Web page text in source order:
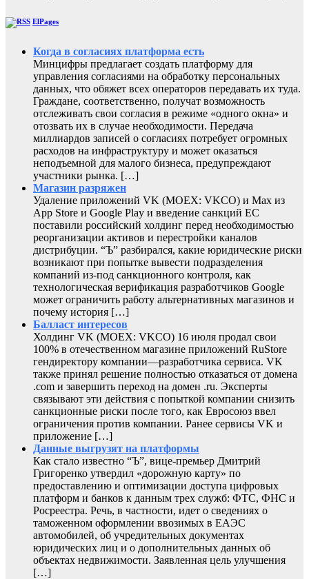
ElPages
Когда в согласиях платформа есть
Минцифры предлагает создать платформу для
управления согласиями на обработку персональных
данных, что обяжет всех операторов передавать их туда.
Граждане, соответственно, получат возможность
отслеживать свои согласия в режиме «одного окна» и
отозвать их в случае необходимости. Передача
миллиардов записей о согласиях потребует огромных
расходов на инфраструктуру и может оказаться
неподъемной для малого бизнеса, предупреждают
участники рынка. […]
Магазин разряжен
Удаление приложений VK (MOEX: VKCO) и Max из
App Store и Google Play и введение санкций ЕС
поставили российский холдинг перед необходимостью
реорганизации активов и перестройки каналов
дистрибуции. “Ъ” разбирался, какие юридические риски
возникают при попытке вывести подразделения
компаний из-под санкционного контроля, как
технологическая верификация разработчиков Google
может ограничить работу альтернативных магазинов и
почему история […]
Балласт интересов
Холдинг VK (MOEX: VKCO) 16 июля продал свои
100% в отечественном магазине приложений RuStore
гендиректору компании—разработчика сервиса. VK
также принял решение полностью отказаться от домена
.com и завершить переход на домен .ru. Эксперты
связывают эти действия с попыткой компании снизить
санкционные риски после того, как Евросоюз ввел
ограничения против компании. Ранее сервисы VK и
приложение […]
Данные выгрузят на платформы
Как стало известно “Ъ”, вице-премьер Дмитрий
Григоренко утвердил «дорожную карту» по
предоставлению и оптимизации доступа цифровых
платформ и банков к данным трех служб: ФТС, ФНС и
Росреестра. Речь, в частности, идет о сведениях о
таможенном оформлении ввозимых в ЕАЭС
автомобилей, об учредительных документах
юридических лиц и о дополнительных данных об
объектах недвижимости. Заявленная цель улучшения
[…]